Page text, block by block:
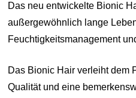
Das neu entwickelte Bionic
außergewöhnlich lange
Feuchtigkeitsmanagement
Das Bionic Hair verleiht dem
Qualität und eine